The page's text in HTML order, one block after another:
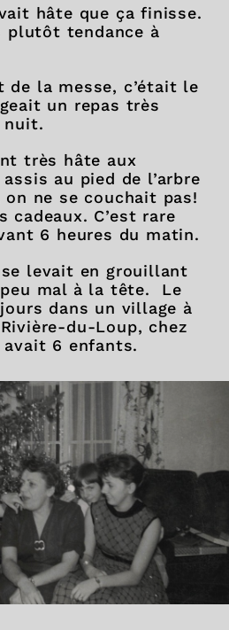
hâte que ça finisse.
plutôt tendance à
de la messe, c’était le
un repas très
nuit.
très hâte aux
au pied de l’arbre
on ne se couchait pas!
cadeaux. C’est rare
6 heures du matin.
levait en grouillant
mal à la tête. Le
dans un village à
du-Loup, chez
6 enfants.